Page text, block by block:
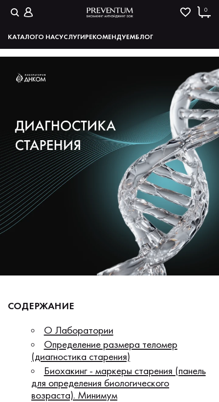
0
КАТАЛОГО НАСУСЛУГИРЕКОМЕНДУЕМБЛОГ
СОДЕРЖАНИЕ
О Лаборатории
Определение размера теломер
(диагностика старения)
Биохакинг - маркеры старения (панель
для определения биологического
возраста). Минимум